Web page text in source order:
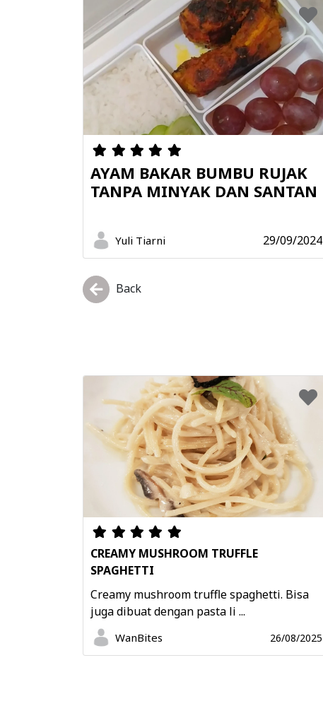
AYAM BAKAR BUMBU RUJAK
TANPA MINYAK DAN SANTAN
Yuli Tiarni 29/09/2024
Back
CREAMY MUSHROOM TRUFFLE
SPAGHETTI
Creamy mushroom truffle spaghetti. Bisa
juga dibuat dengan pasta li ...
WanBites 26/08/2025